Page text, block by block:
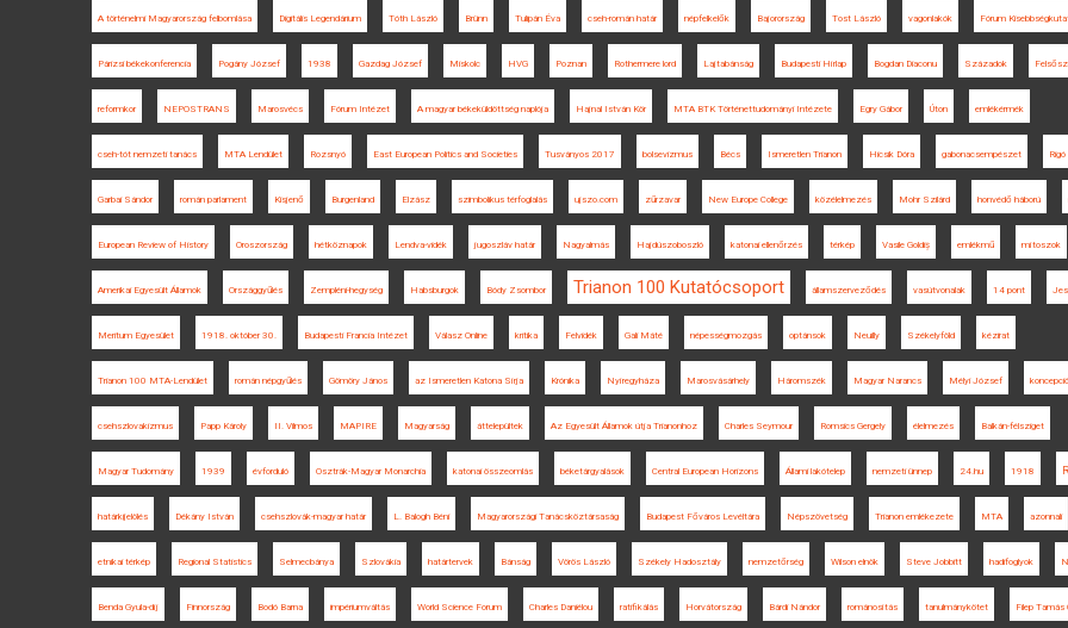
A történelmi Magyarország felbomlása Digitális Legendárium Tóth László Brünn Tulipán Éva cseh-román határ népfelkelők Bajorország Tost László vagonlakók Fórum
Párizsi békekonferencia Pogány József 1938 Gazdag József Miskolc HVG Poznan Rothermere lord Lajtabánság Budapesti Hírlap Bogdan Diaconu Századok
reformkor NEPOSTRANS Marosvécs Fórum Intézet A magyar békeküldöttség naplója Hajnal István Kör MTA BTK Történettudományi Intézete Egry Gábor Úton emlékérmék
cseh-tót nemzeti tanács MTA Lendület Rozsnyó East European Politics and Societies Tusványos 2017 bolsevizmus Bécs Ismeretlen Trianon Hicsik Dóra gabonacsempészet
Garbai Sándor román parlament Kisjenő Burgenland Elzász szimbolikus térfoglalás ujszo.com zűrzavar New Europe College közélelmezés Mohr Szilárd honvédő háború
European Review of History Oroszország hétköznapok Lendva-vidék jugoszláv határ Nagyalmás Hajdúszoboszló katonai ellenőrzés térkép Vasile Goldiș emlékmű mítoszok
Amerikai Egyesült Államok Országgyűlés Zempléni-hegység Habsburgok Bódy Zsombor Trianon 100 Kutatócsoport államszerveződés vasútvonalak 14 pont
Meritum Egyesület 1918. október 30. Budapesti Francia Intézet Válasz Online kritika Felvidék Gali Máté népességmozgás optánsok Neuilly Székelyföld kézirat
Trianon 100 MTA-Lendület román népgyűlés Gömöry János az Ismeretlen Katona Sírja Krónika Nyíregyháza Marosvásárhely Háromszék Magyar Narancs Mélyi József
csehszlovakizmus Papp Károly II. Vilmos MAPIRE Magyarság áttelepültek Az Egyesült Államok útja Trianonhoz Charles Seymour Romsics Gergely élelmezés Balkán-félsziget
Magyar Tudomány 1939 évforduló Osztrák-Magyar Monarchia katonai összeomlás béketárgyalások Central European Horizons Állami lakótelep nemzeti ünnep 24.hu 1918
határkijelölés Dékány István csehszlovák-magyar határ L. Balogh Béni Magyarországi Tanácsköztársaság Budapest Főváros Levéltára Népszövetség Trianon emlékezete MTA azonnali
etnikai térkép Regional Statistics Selmecbánya Szlovákia határtervek Bánság Vörös László Székely Hadosztály nemzetőrség Wilson elnök Steve Jobbitt hadifoglyok
Benda Gyula-díj Finnország Bodó Barna impériumváltás World Science Forum Charles Daniélou ratifikálás Horvátország Bárdi Nándor románosítás tanulmánykötet Filep Tamás